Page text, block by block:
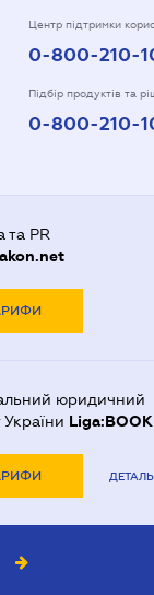
Центр підтримки
0-800-210-
Підбір продуктів та
0-800-210-
та PR
юридичний
України Liga:BOOK